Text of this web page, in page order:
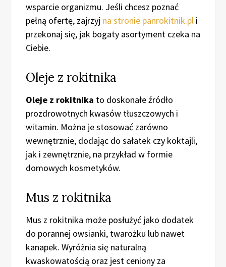
wsparcie organizmu. Jeśli chcesz poznać
pełną ofertę, zajrzyj na stronie panrokitnik.pl i
przekonaj się, jak bogaty asortyment czeka na
Ciebie.
Oleje z rokitnika
Oleje z rokitnika to doskonałe źródło
prozdrowotnych kwasów tłuszczowych i
witamin. Można je stosować zarówno
wewnętrznie, dodając do sałatek czy koktajli,
jak i zewnętrznie, na przykład w formie
domowych kosmetyków.
Mus z rokitnika
Mus z rokitnika może posłużyć jako dodatek
do porannej owsianki, twarożku lub nawet
kanapek. Wyróżnia się naturalną
kwaskowatością oraz jest ceniony za